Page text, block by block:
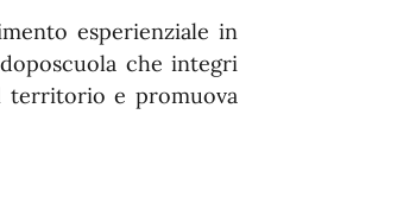
esperienziale in
che integri
territorio e promuova